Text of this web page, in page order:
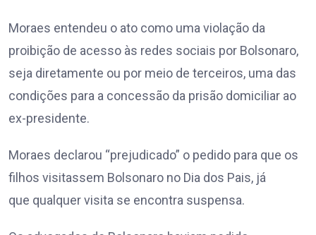
Moraes entendeu o ato como uma violação da
proibição de acesso às redes sociais por Bolsonaro,
seja diretamente ou por meio de terceiros, uma das
condições para a concessão da prisão domiciliar ao
ex-presidente.
Moraes declarou “prejudicado” o pedido para que os
filhos visitassem Bolsonaro no Dia dos Pais, já
que qualquer visita se encontra suspensa.